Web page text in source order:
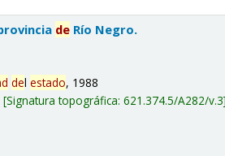
de Río Negro.
delestado, 1988
Signatura topográfica:621.374.5/A282/v.3